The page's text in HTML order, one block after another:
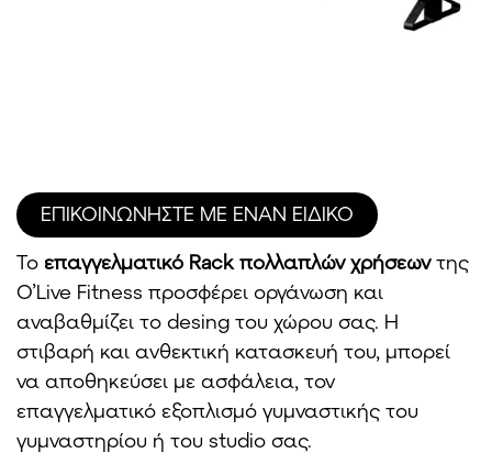
ΕΠΙΚΟΙΝΩΝΗΣΤΕ ΜΕ ΕΝΑΝ ΕΙΔΙΚΟ
To επαγγελµατικό Rack πολλαπλών χρήσεωντης
O’Live Fitness προσφέρει οργάνωση και
αναβαθμίζει το desing του χώρου σας. Η
στιβαρή και ανθεκτική κατασκευή του, μπορεί
να αποθηκεύσει με ασφάλεια, τον
επαγγελματικό εξοπλισμό γυμναστικής του
γυμναστηρίου ή του studio σας.